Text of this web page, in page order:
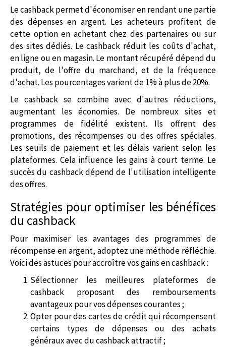
Le cashback permet d'économiser en rendant une partie
des dépenses en argent. Les acheteurs profitent de
cette option en achetant chez des partenaires ou sur
des sites dédiés. Le cashback réduit les coûts d'achat,
en ligne ou en magasin. Le montant récupéré dépend du
produit, de l'offre du marchand, et de la fréquence
d'achat. Les pourcentages varient de 1% à plus de 20%.
Le cashback se combine avec d'autres réductions,
augmentant les économies. De nombreux sites et
programmes de fidélité existent. Ils offrent des
promotions, des récompenses ou des offres spéciales.
Les seuils de paiement et les délais varient selon les
plateformes. Cela influence les gains à court terme. Le
succès du cashback dépend de l'utilisation intelligente
des offres.
Stratégies pour optimiser les bénéfices
du cashback
Pour maximiser les avantages des programmes de
récompense en argent, adoptez une méthode réfléchie.
Voici des astuces pour accroître vos gains en cashback :
Sélectionner les meilleures plateformes de
cashback proposant des remboursements
avantageux pour vos dépenses courantes ;
Opter pour des cartes de crédit qui récompensent
certains types de dépenses ou des achats
généraux avec du cashback attractif ;